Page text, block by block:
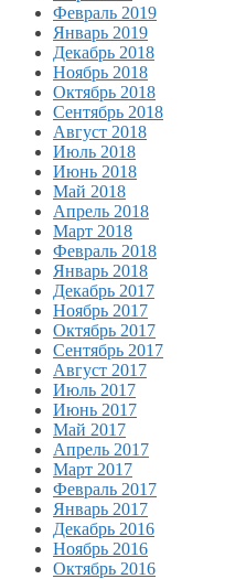
Февраль 2019
Январь 2019
Декабрь 2018
Ноябрь 2018
Октябрь 2018
Сентябрь 2018
Август 2018
Июль 2018
Июнь 2018
Май 2018
Апрель 2018
Март 2018
Февраль 2018
Январь 2018
Декабрь 2017
Ноябрь 2017
Октябрь 2017
Сентябрь 2017
Август 2017
Июль 2017
Июнь 2017
Май 2017
Апрель 2017
Март 2017
Февраль 2017
Январь 2017
Декабрь 2016
Ноябрь 2016
Октябрь 2016